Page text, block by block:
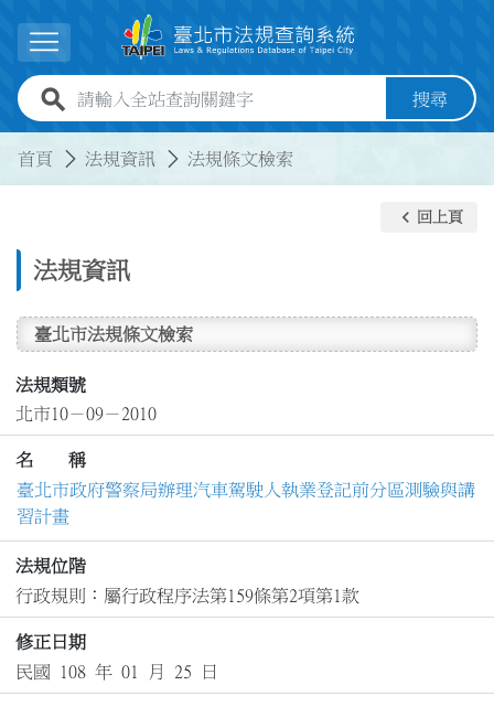
展開選單
全站查詢關鍵字欄位 搜尋
首頁 法規資訊 法規條文檢索
法規資訊
keyboard_arrow_left 回上頁
臺北市法規條文檢索
法規類號
北市10－09－2010
名 稱
臺北市政府警察局辦理汽車駕駛人執業登記前分區測驗與講
習計畫
法規位階
行政規則：屬行政程序法第159條第2項第1款
修正日期
民國 108 年 01 月 25 日